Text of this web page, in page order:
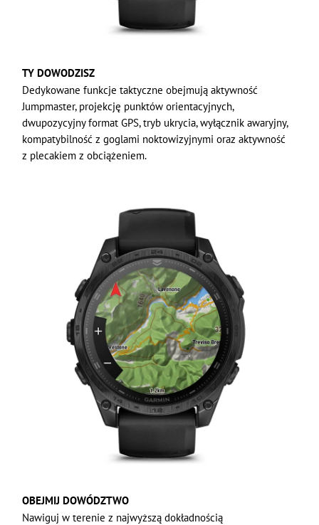
TY DOWODZISZ
Dedykowane funkcje taktyczne obejmują aktywność
Jumpmaster, projekcję punktów orientacyjnych,
dwupozycyjny format GPS, tryb ukrycia, wyłącznik awaryjny,
kompatybilność z goglami noktowizyjnymi oraz aktywność
z plecakiem z obciążeniem.
OBEJMIJ DOWÓDZTWO
Nawiguj w terenie z najwyższą dokładnością